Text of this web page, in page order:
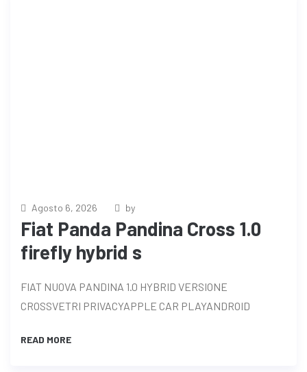
Agosto 6, 2026 by
Fiat Panda Pandina Cross 1.0
firefly hybrid s
FIAT NUOVA PANDINA 1.0 HYBRID VERSIONE
CROSSVETRI PRIVACYAPPLE CAR PLAYANDROID
READ MORE